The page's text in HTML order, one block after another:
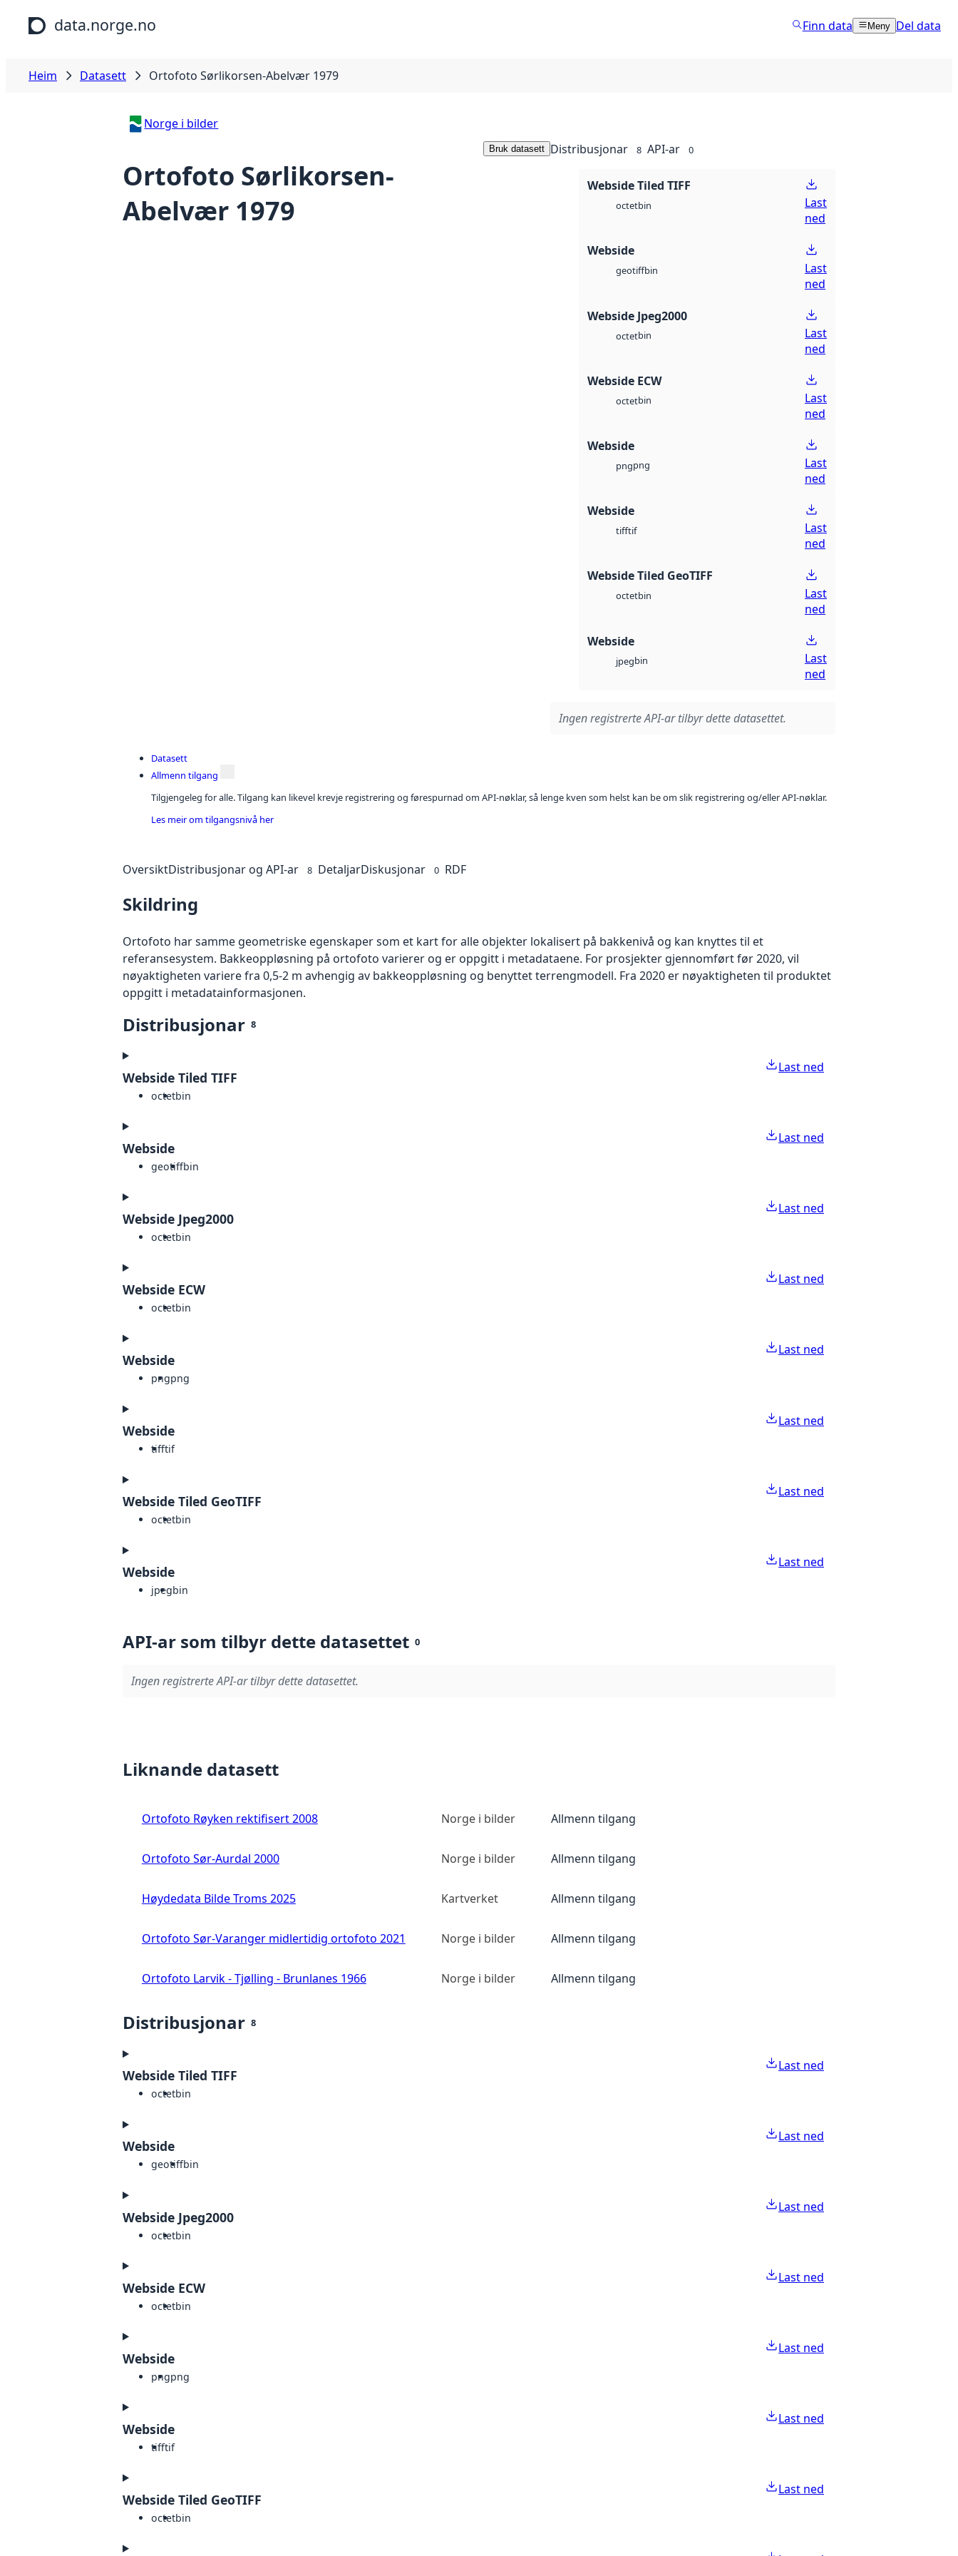
Hopp til hovudinnhald
data.norge.no Finn data Meny Del data
Heim Datasett Ortofoto Sørlikorsen-Abelvær 1979
Norge i bilder
Ortofoto Sørlikorsen-
Abelvær 1979
Bruk datasett Distribusjonar 8 API-ar 0
Webside Tiled TIFF
octetbin
Last
ned
Webside
geotiffbin
Last
ned
Webside Jpeg2000
octetbin
Last
ned
Webside ECW
octetbin
Last
ned
Webside
pngpng
Last
ned
Webside
tifftif
Last
ned
Webside Tiled GeoTIFF
octetbin
Last
ned
Webside
jpegbin
Last
ned
Ingen registrerte API-ar tilbyr dette datasettet.
Datasett
Allmenn tilgang
Tilgjengeleg for alle. Tilgang kan likevel krevje registrering og førespurnad om API-nøklar, så lenge kven som helst kan be om slik registrering og/eller API-nøklar.
Les meir om tilgangsnivå her
OversiktDistribusjonar og API-ar 8 DetaljarDiskusjonar 0 RDF
Skildring
Ortofoto har samme geometriske egenskaper som et kart for alle objekter lokalisert på bakkenivå og kan knyttes til et
referansesystem. Bakkeoppløsning på ortofoto varierer og er oppgitt i metadataene. For prosjekter gjennomført før 2020, vil
nøyaktigheten variere fra 0,5-2 m avhengig av bakkeoppløsning og benyttet terrengmodell. Fra 2020 er nøyaktigheten til produktet
oppgitt i metadatainformasjonen.
Distribusjonar 8
Webside Tiled TIFF
octetbin
Last ned
Webside
geotiffbin
Last ned
Webside Jpeg2000
octetbin
Last ned
Webside ECW
octetbin
Last ned
Webside
pngpng
Last ned
Webside
tifftif
Last ned
Webside Tiled GeoTIFF
octetbin
Last ned
Webside
jpegbin
Last ned
API-ar som tilbyr dette datasettet 0
Ingen registrerte API-ar tilbyr dette datasettet.
Liknande datasett
Ortofoto Røyken rektifisert 2008 Norge i bilder Allmenn tilgang
Ortofoto Sør-Aurdal 2000 Norge i bilder Allmenn tilgang
Høydedata Bilde Troms 2025 Kartverket Allmenn tilgang
Ortofoto Sør-Varanger midlertidig ortofoto 2021 Norge i bilder Allmenn tilgang
Ortofoto Larvik - Tjølling - Brunlanes 1966 Norge i bilder Allmenn tilgang
Distribusjonar 8
Webside Tiled TIFF
octetbin
Last ned
Webside
geotiffbin
Last ned
Webside Jpeg2000
octetbin
Last ned
Webside ECW
octetbin
Last ned
Webside
pngpng
Last ned
Webside
tifftif
Last ned
Webside Tiled GeoTIFF
octetbin
Last ned